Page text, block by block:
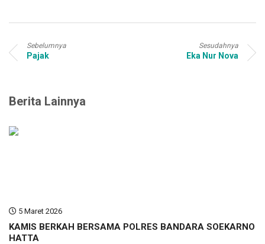
Sebelumnya
Pajak
Sesudahnya
Eka Nur Nova
Berita Lainnya
5 Maret 2026
KAMIS BERKAH BERSAMA POLRES BANDARA SOEKARNO
HATTA